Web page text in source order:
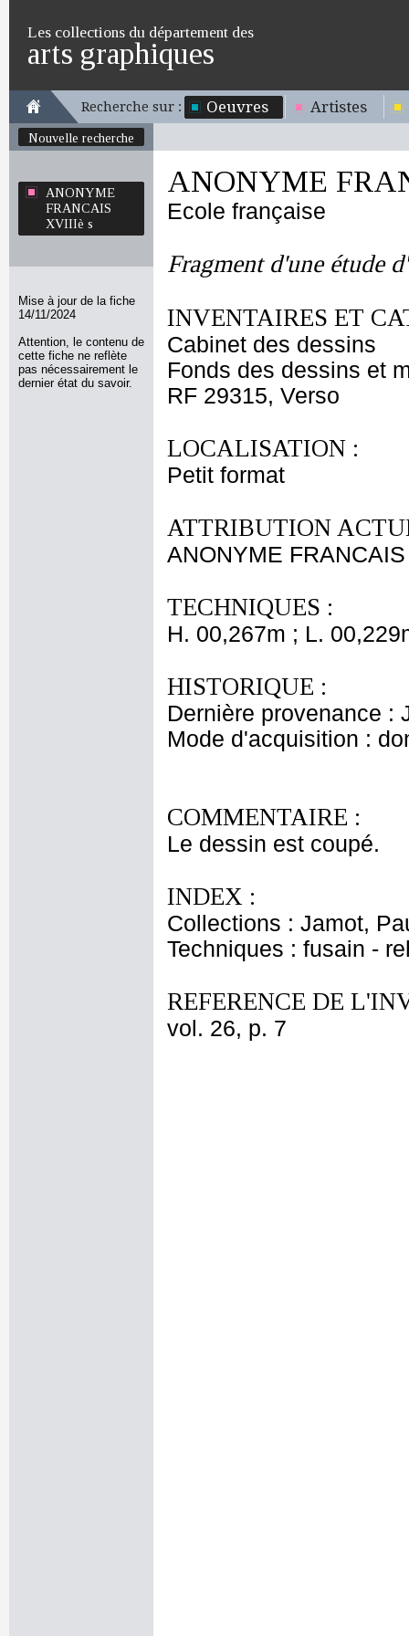
Les collections du département des
arts graphiques
Recherche sur : Oeuvres Artistes
Nouvelle recherche
ANONYME
FRANCAIS
XVIIIè s
Mise à jour de la fiche
14/11/2024
Attention, le contenu de
cette fiche ne reflète
pas nécessairement le
dernier état du savoir.
ANONYME
Ecole française
Fragment d'une étude
INVENTAIRES ET
Cabinet des dessins
Fonds des dessins et
RF 29315, Verso
LOCALISATION :
Petit format
ATTRIBUTION
ANONYME
TECHNIQUES :
H. 00,267m ; L.
HISTORIQUE :
Dernière provenance :
Mode d'acquisition :
COMMENTAIRE :
Le dessin est coupé.
INDEX :
Collections : Jamot,
Techniques : fusain -
REFERENCE DE
vol. 26, p. 7